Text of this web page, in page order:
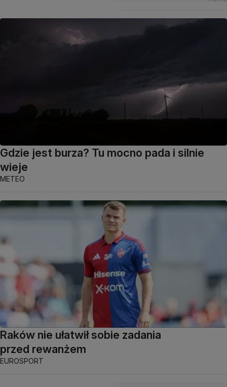
Gdzie jest burza? Tu mocno pada i silnie
wieje
METEO
Raków nie ułatwił sobie zadania
przed rewanżem
EUROSPORT